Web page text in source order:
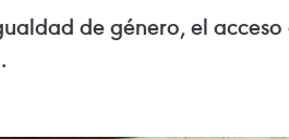
de género, el